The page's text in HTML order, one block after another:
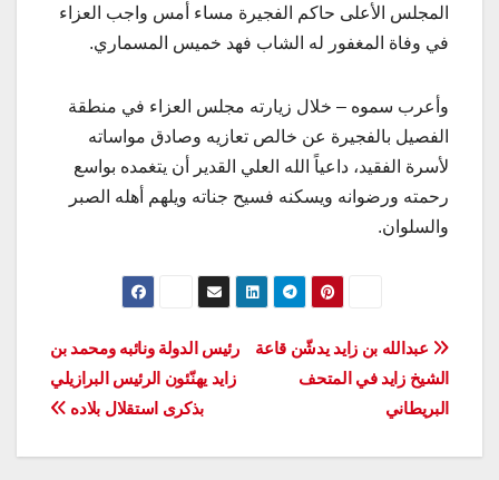
المجلس الأعلى حاكم الفجيرة مساء أمس واجب العزاء
في وفاة المغفور له الشاب فهد خميس المسماري.
وأعرب سموه – خلال زيارته مجلس العزاء في منطقة
الفصيل بالفجيرة عن خالص تعازيه وصادق مواساته
لأسرة الفقيد، داعياً الله العلي القدير أن يتغمده بواسع
رحمته ورضوانه ويسكنه فسيح جناته ويلهم أهله الصبر
والسلوان.
تصفّح
المقالات
رئيس الدولة ونائبه ومحمد بن
زايد يهنّئون الرئيس البرازيلي
بذكرى استقلال بلاده
عبدالله بن زايد يدشّن قاعة
الشيخ زايد في المتحف
البريطاني